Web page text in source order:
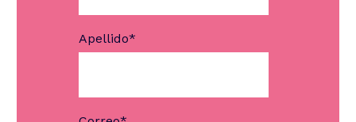
Apellido*